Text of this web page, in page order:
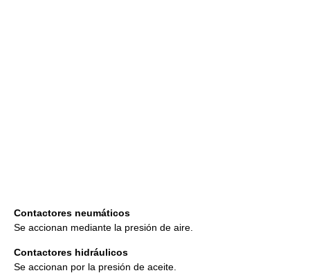
Contactores neumáticos
Se accionan mediante la presión de aire.
Contactores hidráulicos
Se accionan por la presión de aceite.